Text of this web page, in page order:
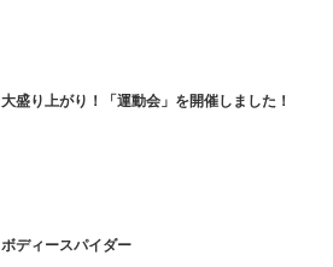
大盛り上がり！「運動会」を開催しました！
ボディースパイダー